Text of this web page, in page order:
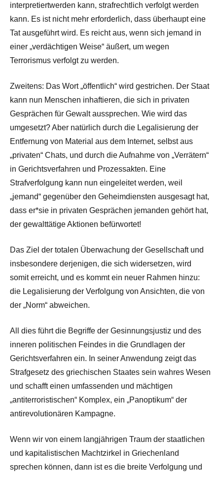
interpretiertwerden kann, strafrechtlich verfolgt werden
kann. Es ist nicht mehr erforderlich, dass überhaupt eine
Tat ausgeführt wird. Es reicht aus, wenn sich jemand in
einer „verdächtigen Weise“ äußert, um wegen
Terrorismus verfolgt zu werden.
Zweitens: Das Wort „öffentlich“ wird gestrichen. Der Staat
kann nun Menschen inhaftieren, die sich in privaten
Gesprächen für Gewalt aussprechen. Wie wird das
umgesetzt? Aber natürlich durch die Legalisierung der
Entfernung von Material aus dem Internet, selbst aus
„privaten“ Chats, und durch die Aufnahme von „Verrätern“
in Gerichtsverfahren und Prozessakten. Eine
Strafverfolgung kann nun eingeleitet werden, weil
„jemand“ gegenüber den Geheimdiensten ausgesagt hat,
dass er*sie in privaten Gesprächen jemanden gehört hat,
der gewalttätige Aktionen befürwortet!
Das Ziel der totalen Überwachung der Gesellschaft und
insbesondere derjenigen, die sich widersetzen, wird
somit erreicht, und es kommt ein neuer Rahmen hinzu:
die Legalisierung der Verfolgung von Ansichten, die von
der „Norm“ abweichen.
All dies führt die Begriffe der Gesinnungsjustiz und des
inneren politischen Feindes in die Grundlagen der
Gerichtsverfahren ein. In seiner Anwendung zeigt das
Strafgesetz des griechischen Staates sein wahres Wesen
und schafft einen umfassenden und mächtigen
„antiterroristischen“ Komplex, ein „Panoptikum“ der
antirevolutionären Kampagne.
Wenn wir von einem langjährigen Traum der staatlichen
und kapitalistischen Machtzirkel in Griechenland
sprechen können, dann ist es die breite Verfolgung und